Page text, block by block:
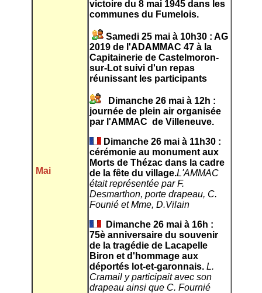
Mai
victoire du 8 mai 1945 dans les
communes du Fumelois.
Samedi 25 mai à 10h30 : AG
2019 de l'ADAMMAC 47 à la
Capitainerie de Castelmoron-
sur-Lot suivi d'un repas
réunissant les participants
Dimanche 26 mai à 12h :
journée de plein air organisée
par l'AMMAC de Villeneuve.
Dimanche 26 mai à 11h30 :
cérémonie au monument aux
Morts de Thézac dans la cadre
de la fête du village.L'AMMAC
était représentée par F.
Desmarthon, porte drapeau, C.
Founié et Mme, D.Vilain
Dimanche 26 mai à 16h :
75è anniversaire du souvenir
de la tragédie de Lacapelle
Biron et d'hommage aux
déportés lot-et-garonnais.L.
Cramail y participait avec son
drapeau ainsi que C. Fournié